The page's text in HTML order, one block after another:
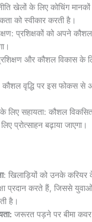
खेलों के लिए कोचिंग
को स्वीकार करती है।
प्रशिक्षकों को अपने
और कौशल विकास के
कौशल वृद्धि पर इस फोकस
लिए सहायता: कौशल
प्रोत्साहन बढ़ाया जाएगा।
: खिलाड़ियों को उनके
प्रदान करते हैं, जिससे
है।
जरूरत पड़ने पर बीमा